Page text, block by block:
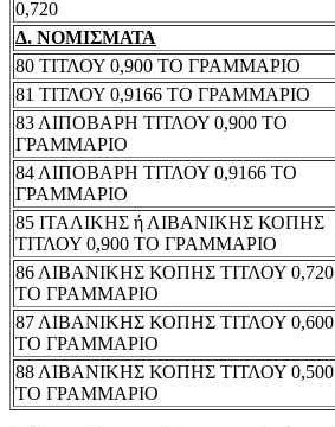
0,720
Δ. ΝΟΜΙΣΜΑΤΑ
80 ΤΙΤΛΟΥ 0,900 ΤΟ ΓΡΑΜΜΑΡΙΟ
81 ΤΙΤΛΟΥ 0,9166 ΤΟ ΓΡΑΜΜΑΡΙΟ
83 ΛΙΠΟΒΑΡΗ ΤΙΤΛΟΥ 0,900 ΤΟ
ΓΡΑΜΜΑΡΙΟ
84 ΛΙΠΟΒΑΡΗ ΤΙΤΛΟΥ 0,9166 ΤΟ
ΓΡΑΜΜΑΡΙΟ
85 ΙΤΑΛΙΚΗΣ ή ΛΙΒΑΝΙΚΗΣ ΚΟΠΗΣ
ΤΙΤΛΟΥ 0,900 ΤΟ ΓΡΑΜΜΑΡΙΟ
86 ΛΙΒΑΝΙΚΗΣ ΚΟΠΗΣ ΤΙΤΛΟΥ 0,720
ΤΟ ΓΡΑΜΜΑΡΙΟ
87 ΛΙΒΑΝΙΚΗΣ ΚΟΠΗΣ ΤΙΤΛΟΥ 0,600
ΤΟ ΓΡΑΜΜΑΡΙΟ
88 ΛΙΒΑΝΙΚΗΣ ΚΟΠΗΣ ΤΙΤΛΟΥ 0,500
ΤΟ ΓΡΑΜΜΑΡΙΟ